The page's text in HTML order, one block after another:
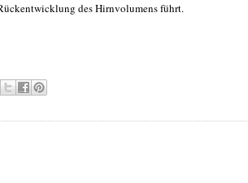
des Hirnvolumens führt.